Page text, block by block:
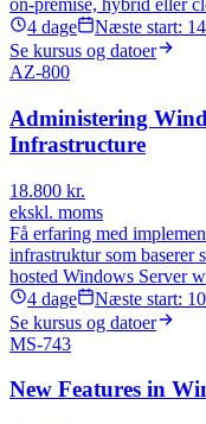
on-premise, hybrid eller
4 dage Næste start:
Se kursus og datoer
AZ-800
Administering
Infrastructure
18.800 kr.
ekskl. moms
Få erfaring med
infrastruktur som baserer
hosted Windows Server
4 dage Næste start:
Se kursus og datoer
MS-743
New Features in